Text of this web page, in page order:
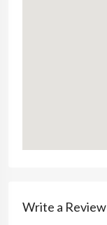
Write a Review